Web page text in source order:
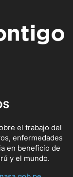
el trabajo del
enfermedades
en beneficio de
y el mundo.